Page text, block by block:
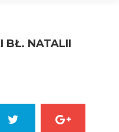
BŁ. NATALII